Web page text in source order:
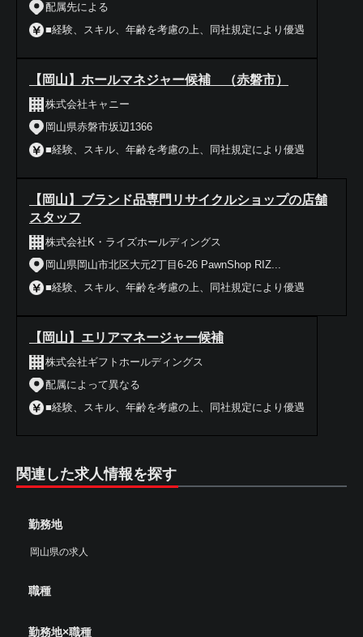
配属先による
■経験、スキル、年齢を考慮の上、同社規定により優遇
【岡山】ホールマネジャー候補 （赤磐市）
株式会社キャニー
岡山県赤磐市坂辺1366
■経験、スキル、年齢を考慮の上、同社規定により優遇
【岡山】ブランド品専門リサイクルショップの店舗
スタッフ
株式会社K・ライズホールディングス
岡山県岡山市北区大元2丁目6-26 PawnShop RIZ...
■経験、スキル、年齢を考慮の上、同社規定により優遇
【岡山】エリアマネージャー候補
株式会社ギフトホールディングス
配属によって異なる
■経験、スキル、年齢を考慮の上、同社規定により優遇
関連した求人情報を探す
勤務地
岡山県の求人
職種
勤務地×職種